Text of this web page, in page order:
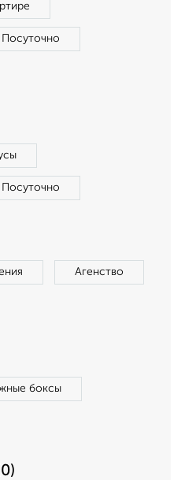
Посуточно
Посуточно
Агенство
боксы